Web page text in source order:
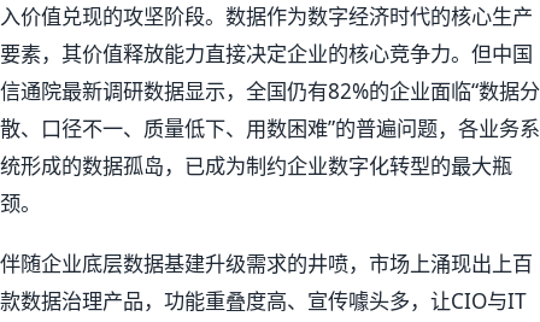
入价值兑现的攻坚阶段。数据作为数字经济时代的核心生产
要素，其价值释放能力直接决定企业的核心竞争力。但中国
信通院最新调研数据显示，全国仍有82%的企业面临“数据分
散、口径不一、质量低下、用数困难”的普遍问题，各业务系
统形成的数据孤岛，已成为制约企业数字化转型的最大瓶
颈。
伴随企业底层数据基建升级需求的井喷，市场上涌现出上百
款数据治理产品，功能重叠度高、宣传噱头多，让CIO与IT